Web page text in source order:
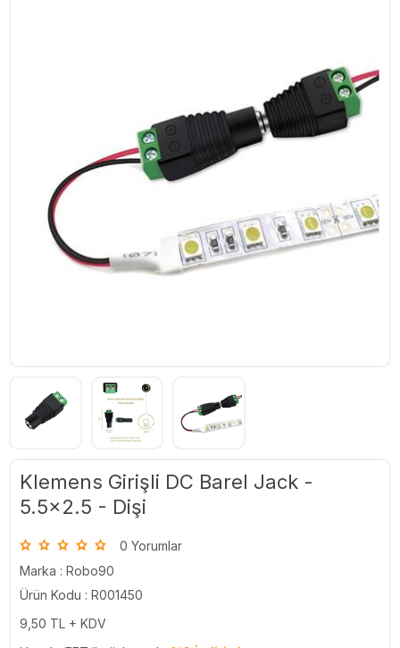
Klemens Girişli DC Barel Jack -
5.5x2.5 - Dişi
0 Yorumlar
Marka : Robo90
Ürün Kodu : R001450
9,50 TL + KDV